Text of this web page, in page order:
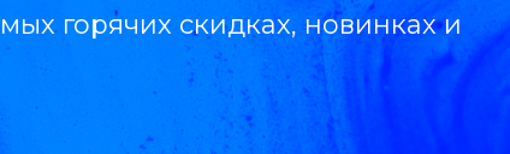
горячих скидках, новинках и